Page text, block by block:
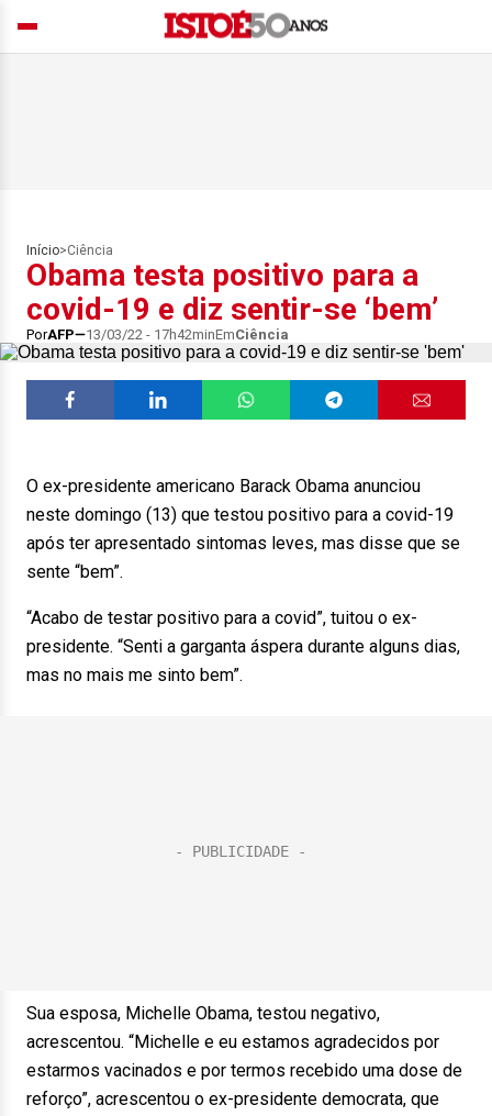
Início>Ciência
Obama testa positivo para a
covid-19 e diz sentir-se ‘bem’
PorAFP 13/03/22 - 17h42minEmCiência
O ex-presidente americano Barack Obama anunciou
neste domingo (13) que testou positivo para a covid-19
após ter apresentado sintomas leves, mas disse que se
sente “bem”.
“Acabo de testar positivo para a covid”, tuitou o ex-
presidente. “Senti a garganta áspera durante alguns dias,
mas no mais me sinto bem”.
Sua esposa, Michelle Obama, testou negativo,
acrescentou. “Michelle e eu estamos agradecidos por
estarmos vacinados e por termos recebido uma dose de
reforço”, acrescentou o ex-presidente democrata, que